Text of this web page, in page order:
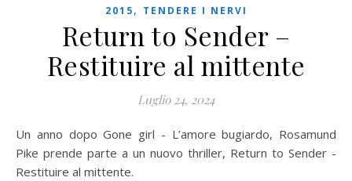
2015, TENDERE I NERVI
Return to Sender –
Restituire al mittente
Luglio 24, 2024
Un anno dopo Gone girl - L’amore bugiardo, Rosamund
Pike prende parte a un nuovo thriller, Return to Sender -
Restituire al mittente.